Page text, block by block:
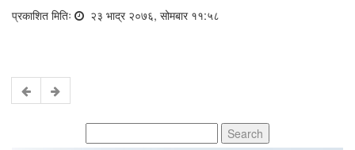
प्रकाशित मितिः २३ भाद्र २०७६, सोमबार ११:५८
for: